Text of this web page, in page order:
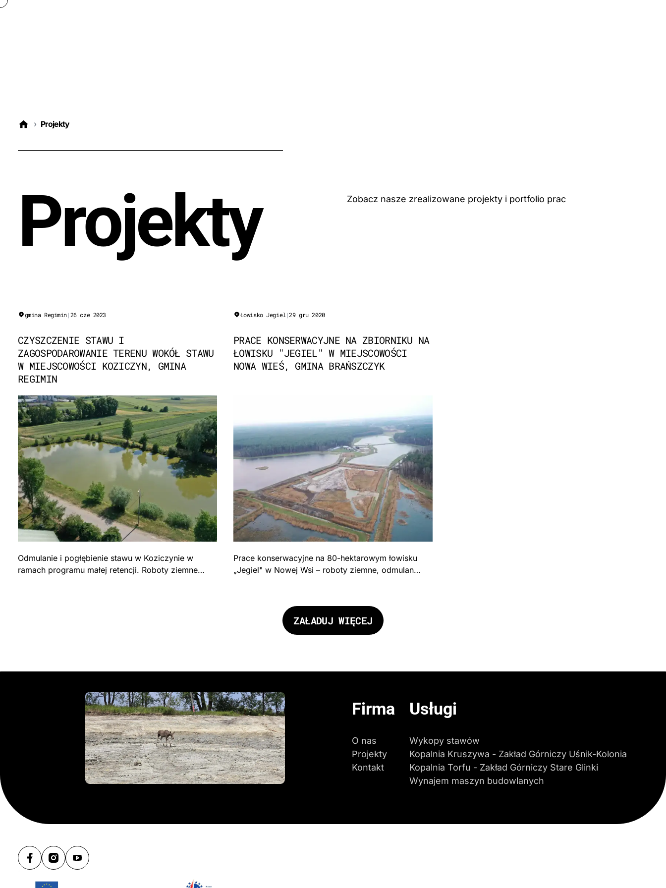
› Projekty
Projekty Zobacz nasze zrealizowane projekty i portfolio prac
gmina Regimin|26 cze 2023
CZYSZCZENIE STAWU I
ZAGOSPODAROWANIE TERENU WOKÓŁ STAWU
W MIEJSCOWOŚCI KOZICZYN, GMINA
REGIMIN
Odmulanie i pogłębienie stawu w Koziczynie w
ramach programu małej retencji. Roboty ziemne,
Łowisko Jegiel |29 gru 2020
PRACE KONSERWACYJNE NA ZBIORNIKU NA
ŁOWISKU "JEGIEL" W MIEJSCOWOŚCI
NOWA WIEŚ, GMINA BRAŃSZCZYK
Prace konserwacyjne na 80-hektarowym łowisku
„Jegiel" w Nowej Wsi – roboty ziemne, odmulanie
ZAŁADUJ WIĘCEJ
Firma
O nas
Projekty
Kontakt
Usługi
Wykopy stawów
Kopalnia Kruszywa - Zakład Górniczy Uśnik-Kolonia
Kopalnia Torfu - Zakład Górniczy Stare Glinki
Wynajem maszyn budowlanych